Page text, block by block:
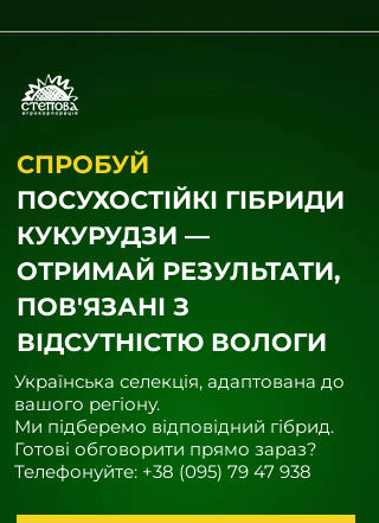
СПРОБУЙ
ПОСУХОСТІЙКІ ГІБРИДИ
КУКУРУДЗИ —
ОТРИМАЙ РЕЗУЛЬТАТИ,
ПОВ'ЯЗАНІ З
ВІДСУТНІСТЮ ВОЛОГИ
Українська селекція, адаптована до
вашого регіону.
Ми підберемо відповідний гібрид.
Готові обговорити прямо зараз?
Телефонуйте: +38 (095) 79 47 938